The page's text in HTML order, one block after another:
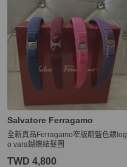
Salvatore Ferragamo
全新真品Ferragamo窄版蔚藍色銀log
o vara蝴蝶結髮圈
TWD 4,800